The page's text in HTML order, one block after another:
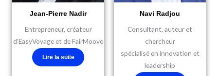
Jean-Pierre Nadir
Entrepreneur, créateur
d’EasyVoyage et de FairMoove
Lire la suite
Navi Radjou
Consultant, auteur et
chercheur
spécialisé en innovation et
leadership